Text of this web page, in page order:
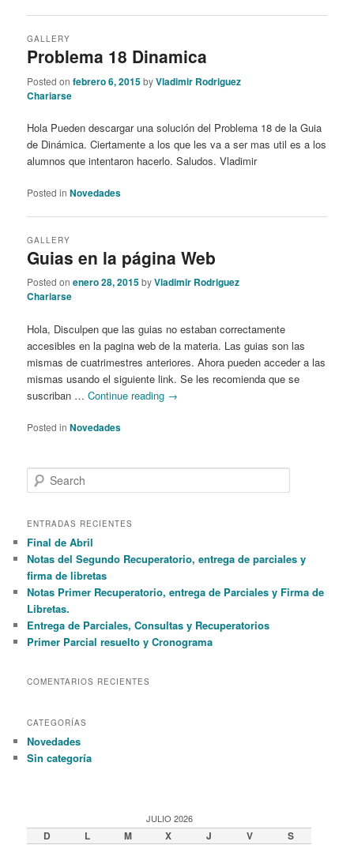
Problema 18 Dinamica
GALLERY
Posted onfebrero 6, 2015byVladimir Rodriguez
Chariarse
Hola Pueden descargar una solución del Problema 18 de la Guia
de Dinámica. Ciertamente a los que les va a ser mas util es a los
alumnos que intentaron hacerlo. Saludos. Vladimir
Posted in Novedades
Guias en la página Web
GALLERY
Posted onenero 28, 2015byVladimir Rodriguez
Chariarse
Hola, Disculpen que las guias no estaban correctamente
accesibles en la pagina web de la materia. Las guias son las
mismas de cuatrimestres anteriores. Ahora pueden acceder a las
mismas usando el siguiente link. Se les recomienda que se
suscriban …Continue reading →
Posted in Novedades
e
r
h
ENTRADAS RECIENTES
Final de Abril
Notas del Segundo Recuperatorio, entrega de parciales y
firma de libretas
Notas Primer Recuperatorio, entrega de Parciales y Firma de
Libretas.
Entrega de Parciales, Consultas y Recuperatorios
Primer Parcial resuelto y Cronograma
COMENTARIOS RECIENTES
CATEGORÍAS
Novedades
Sin categoría
JULIO 2026
D L M X J V S